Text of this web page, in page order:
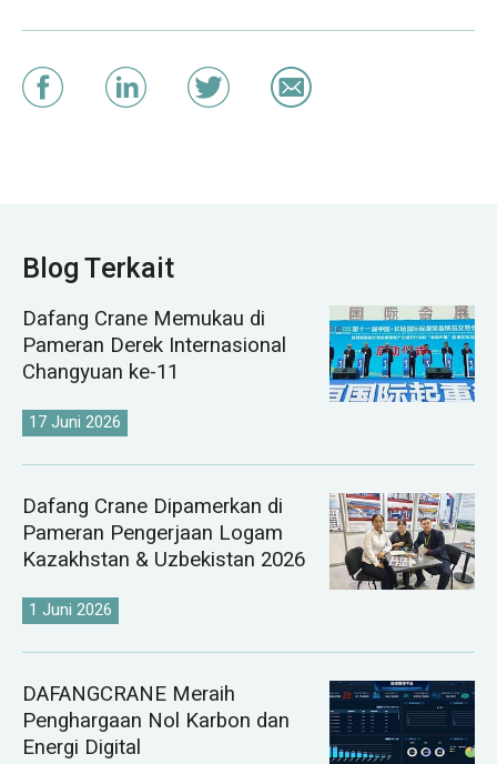
Blog Terkait
Dafang Crane Memukau di
Pameran Derek Internasional
Changyuan ke-11
17 Juni 2026
Dafang Crane Dipamerkan di
Pameran Pengerjaan Logam
Kazakhstan & Uzbekistan 2026
1 Juni 2026
DAFANGCRANE Meraih
Penghargaan Nol Karbon dan
Energi Digital